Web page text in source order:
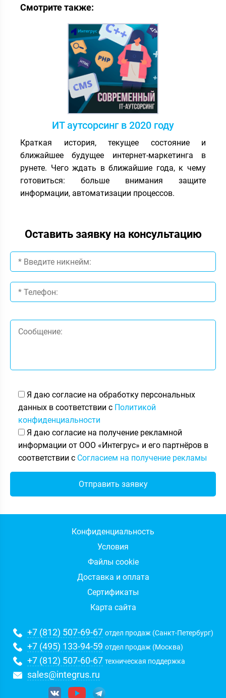
Смотрите также:
ИТ аутсорсинг в 2020 году
Краткая история, текущее состояние и
ближайшее будущее интернет-маркетинга в
рунете. Чего ждать в ближайшие года, к чему
готовиться: больше внимания защите
информации, автоматизации процессов.
Оставить заявку на консультацию
Я даю согласие на обработку персональных
данных в соответствии с Политикой
конфиденциальности
Я даю согласие на получение рекламной
информации от ООО «Интегрус» и его партнёров в
соответствии с Согласием на получение рекламы
Конфиденциальность
Условия
Файлы cookie
Доставка и оплата
Сертификаты
Карта сайта
+7 (812) 507-69-67 отдел продаж (Санкт-Петербург)
+7 (495) 133-94-59 отдел продаж (Москва)
+7 (812) 507-60-67 техническая поддержка
sales@integrus.ru